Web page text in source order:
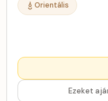
Orientális
Ezeket